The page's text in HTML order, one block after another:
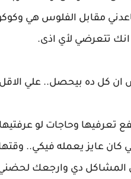
مقابل الفلوس هي
تتعرضي لأي اذى.
ان كل ده بيحصل.. علي
تعرفيها وحاجات لو
كان عايز يعمله فيكي..
المشاكل دي وارجعك لحضني